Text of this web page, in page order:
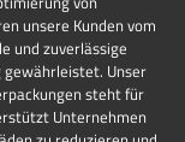
unsere Kunden vom
und zuverlässige
gewährleistet. Unser
steht für
Unternehmen